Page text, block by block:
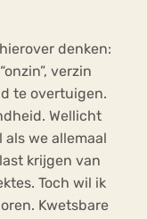
denken:
verzin
te overtuigen.
Wellicht
we allemaal
krijgen van
Toch wil ik
Kwetsbare